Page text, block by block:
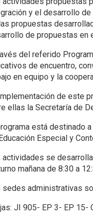
y el desarrollo
propuestas
de propuestas en
del referido
de encuentro,
en equipo y la
de este
ellas la Secretaría de
está destinado
Especial y
actividades se
mañana de 8:30 a
sedes administrativas
JI 905- EP 3- EP 15-